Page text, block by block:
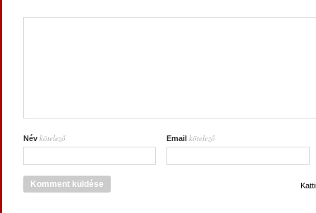
Név kötelező Email kötelező